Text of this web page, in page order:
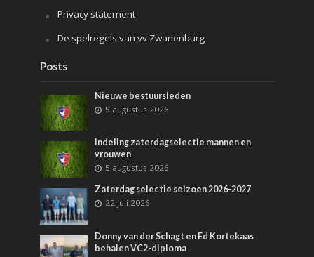
Privacy statement
De spelregels van vv Zwanenburg
Posts
Nieuwe bestuursleden
5 augustus 2026
Indeling zaterdagselectie mannen en
vrouwen
5 augustus 2026
Zaterdag selectie seizoen 2026-2027
22 juli 2026
Donny van der Schagt en Ed Kortekaas
behalen VC2-diploma